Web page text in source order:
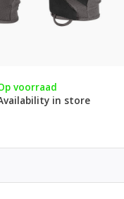
voorraad
in store